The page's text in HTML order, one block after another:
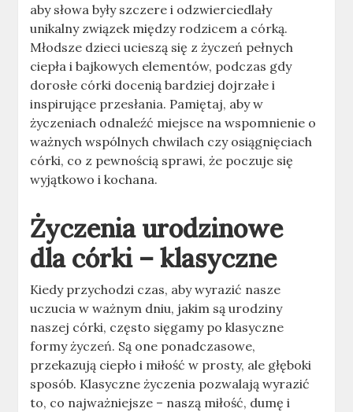
aby słowa były szczere i odzwierciedlały
unikalny związek między rodzicem a córką.
Młodsze dzieci ucieszą się z życzeń pełnych
ciepła i bajkowych elementów, podczas gdy
dorosłe córki docenią bardziej dojrzałe i
inspirujące przesłania. Pamiętaj, aby w
życzeniach odnaleźć miejsce na wspomnienie o
ważnych wspólnych chwilach czy osiągnięciach
córki, co z pewnością sprawi, że poczuje się
wyjątkowo i kochana.
Życzenia urodzinowe
dla córki – klasyczne
Kiedy przychodzi czas, aby wyrazić nasze
uczucia w ważnym dniu, jakim są urodziny
naszej córki, często sięgamy po klasyczne
formy życzeń. Są one ponadczasowe,
przekazują ciepło i miłość w prosty, ale głęboki
sposób. Klasyczne życzenia pozwalają wyrazić
to, co najważniejsze – naszą miłość, dumę i